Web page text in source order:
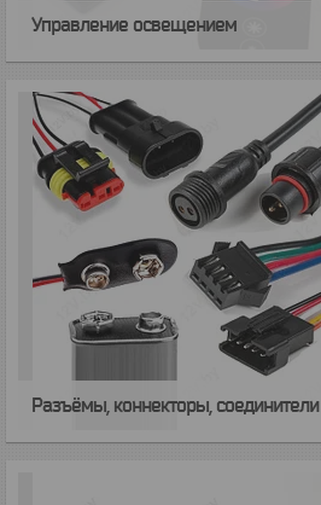
Управление освещением
Разъёмы, коннекторы, соединители